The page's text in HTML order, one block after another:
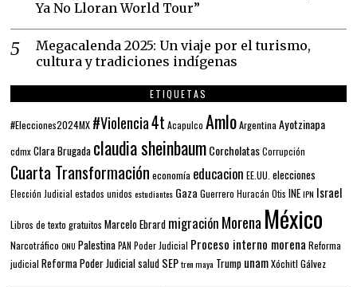
Ya No Lloran World Tour”
Megacalenda 2025: Un viaje por el turismo,
cultura y tradiciones indígenas
ETIQUETAS
#Elecciones2024MX #Violencia4t Acapulco AmloArgentina Ayotzinapa
cdmx Clara Brugada claudia sheinbaumCorcholatas Corrupción
Cuarta Transformación economía educacion EE.UU. elecciones
Elección Judicial estados unidos estudiantes Gaza Guerrero Huracán Otis INE IPN Israel
Libros de texto gratuitos Marcelo Ebrard migración Morena México
Narcotráfico ONU Palestina PAN Poder Judicial Proceso interno morena Reforma
judicial Reforma Poder Judicialsalud SEP tren maya Trump unamXóchitl Gálvez